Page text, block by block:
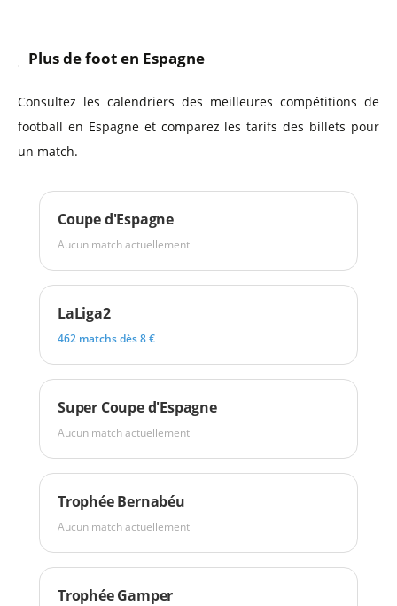
Plus de foot en Espagne
Consultez les calendriers des meilleures compétitions de
football en Espagne et comparez les tarifs des billets pour
un match.
Coupe d'Espagne
Aucun match actuellement
LaLiga2
462 matchs dès 8 €
Super Coupe d'Espagne
Aucun match actuellement
Trophée Bernabéu
Aucun match actuellement
Trophée Gamper